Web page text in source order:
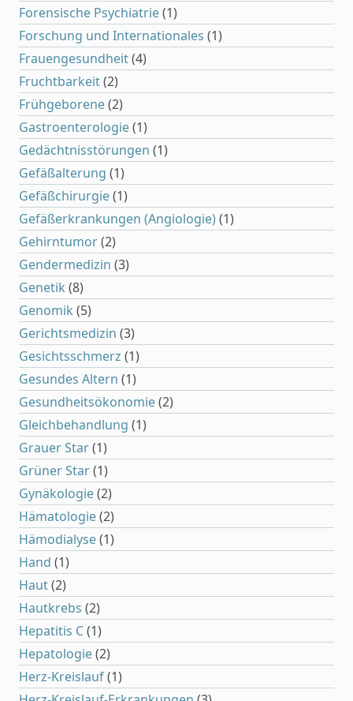
Forensische Psychiatrie(1)
Forschung und Internationales (1)
Frauengesundheit(4)
Fruchtbarkeit(2)
Frühgeborene(2)
Gastroenterologie(1)
Gedächtnisstörungen (1)
Gefäßalterung (1)
Gefäßchirurgie(1)
Gefäßerkrankungen (Angiologie)(1)
Gehirntumor(2)
Gendermedizin (3)
Genetik (8)
Genomik (5)
Gerichtsmedizin (3)
Gesichtsschmerz (1)
Gesundes Altern (1)
Gesundheitsökonomie(2)
Gleichbehandlung (1)
Grauer Star(1)
Grüner Star(1)
Gynäkologie(2)
Hämatologie(2)
Hämodialyse(1)
Hand (1)
Haut(2)
Hautkrebs (2)
Hepatitis C(1)
Hepatologie(2)
Herz-Kreislauf(1)